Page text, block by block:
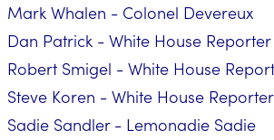
Mark Whalen - Colonel Devereux
Dan Patrick - White House Reporter
Robert Smigel - White House
Steve Koren - White House
Sadie Sandler - Lemonadie Sadie